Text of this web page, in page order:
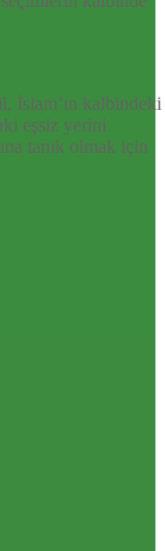
İslam’ın kalbindeki
eşsiz yerini
tanık olmak için